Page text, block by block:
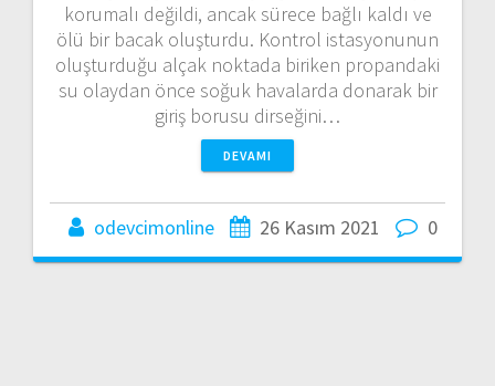
korumalı değildi, ancak sürece bağlı kaldı ve
ölü bir bacak oluşturdu. Kontrol istasyonunun
oluşturduğu alçak noktada biriken propandaki
su olaydan önce soğuk havalarda donarak bir
giriş borusu dirseğini…
DEVAMI
odevcimonline 26 Kasım 2021 0